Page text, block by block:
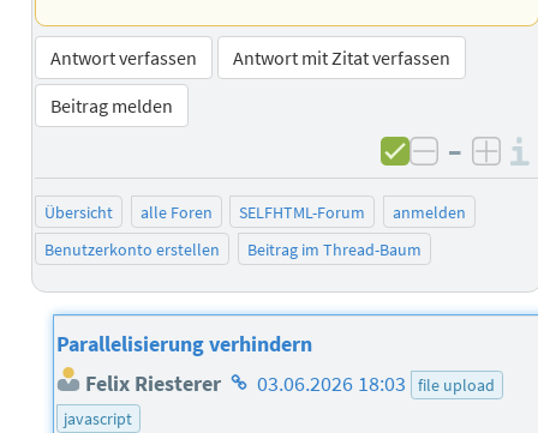
Antwort verfassen
Antwort mit Zitat verfassen
Beitrag melden
negativ
–
Übersicht alle Foren SELFHTML-Forum
anmelden
Benutzerkonto erstellen
Beitrag im Thread-Baum
Parallelisierung verhindern
Felix Riesterer Homepage
03.06.2026 18:03
file upload
javascript